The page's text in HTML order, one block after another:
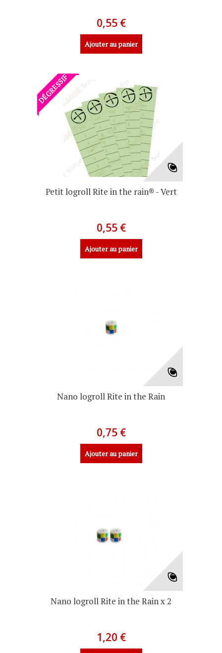
0,55 €
Ajouter au panier
DÉGRESSIF
Petit logroll Rite in the rain® - Vert
0,55 €
Ajouter au panier
Nano logroll Rite in the Rain
0,75 €
Ajouter au panier
Nano logroll Rite in the Rain x 2
1,20 €